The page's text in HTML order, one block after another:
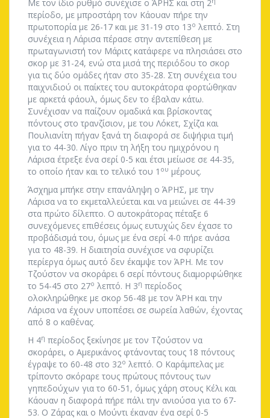
Με τον ίδιο ρυθμό συνέχισε ο ΆΡΗΣ και στη 2
περίοδο, με μπροστάρη τον Κάουαν πήρε την
πρωτοπορία με 26-17 και με 31-19 στο 13ο λεπτό. Στη
συνέχεια η Λάρισα πέρασε στην αντεπίθεση με
πρωταγωνιστή τον Μάριτς κατάφερε να πλησιάσει στο
σκορ με 31-24, ενώ στα μισά της περιόδου το σκορ
για τις δύο ομάδες ήταν στο 35-28. Στη συνέχεια του
παιχνιδιού οι παίκτες του αυτοκράτορα φορτώθηκαν
με αρκετά φάουλ, όμως δεν το έβαλαν κάτω.
Συνέχισαν να παίζουν ομαδικά και βρίσκοντας
πόντους στο τρανζίσιον, με του Λόκετ, Σχίζα και
Πουλιανίτη πήγαν ξανά τη διαφορά σε διψήφια τιμή
για το 44-30. Λίγο πριν τη λήξη του ημιχρόνου η
Λάρισα έτρεξε ένα σερί 0-5 και έτσι μείωσε σε 44-35,
το οποίο ήταν και το τελικό του 1 ου μέρους.
Άσχημα μπήκε στην επανάληψη ο ΆΡΗΣ, με την
Λάρισα να το εκμεταλλεύεται και να μειώνει σε 44-39
στα πρώτο δίλεπτο. Ο αυτοκράτορας πέταξε 6
συνεχόμενες επιθέσεις όμως ευτυχώς δεν έχασε το
προβάδισμά του, όμως με ένα σερί 4-0 πήρε ανάσα
για το 48-39. Η διαιτησία συνέχισε να σφυρίζει
περίεργα όμως αυτό δεν έκαμψε τον ΆΡΗ. Με τον
Τζούστον να σκοράρει 6 σερί πόντους διαμορφώθηκε
το 54-45 στο 27ο λεπτό. Η 3η περίοδος
ολοκληρώθηκε με σκορ 56-48 με τον ΆΡΗ και την
Λάρισα να έχουν υποπέσει σε σωρεία λαθών, έχοντας
από 8 ο καθένας.
Η 4η περίοδος ξεκίνησε με τον Τζούστον να
σκοράρει, ο Αμερικάνος φτάνοντας τους 18 πόντους
έγραψε το 60-48 στο 32ο λεπτό. Ο Καράμπελας με
τρίποντο σκόραρε τους πρώτους πόντους των
γηπεδούχων για το 60-51, όμως χάρη στους Κέλι και
Κάουαν η διαφορά πήρε πάλι την ανιούσα για το 67-
53. Ο Ζάρας και ο Μούντι έκαναν ένα σερί 0-5